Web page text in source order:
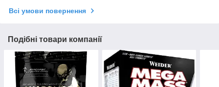
Всі умови повернення
Подібні товари компанії